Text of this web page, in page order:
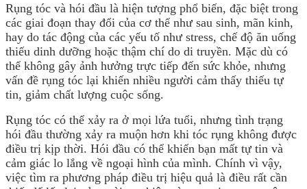
Rụng tóc và hói đầu là hiện tượng phổ biến, đặc biệt trong
các giai đoạn thay đổi của cơ thể như sau sinh, mãn kinh,
hay do tác động của các yếu tố như stress, chế độ ăn uống
thiếu dinh dưỡng hoặc thậm chí do di truyền. Mặc dù có
thể không gây ảnh hưởng trực tiếp đến sức khỏe, nhưng
vấn đề rụng tóc lại khiến nhiều người cảm thấy thiếu tự
tin, giảm chất lượng cuộc sống.
Rụng tóc có thể xảy ra ở mọi lứa tuổi, nhưng tình trạng
hói đầu thường xảy ra muộn hơn khi tóc rụng không được
điều trị kịp thời. Hói đầu có thể khiến bạn mất tự tin và
cảm giác lo lắng về ngoại hình của mình. Chính vì vậy,
việc tìm ra phương pháp điều trị hiệu quả là điều rất cần